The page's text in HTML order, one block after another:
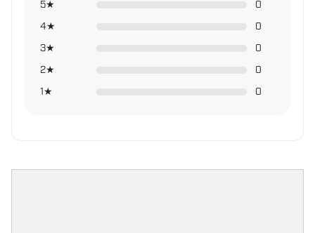
5★
0
4★
0
3★
0
2★
0
1★
0